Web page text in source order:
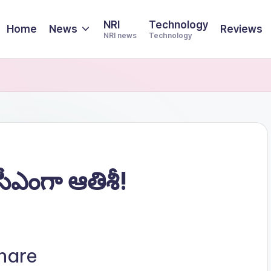
Home News NRI
NRI news
Technology
Technology
Reviews
సీఎంగా ఆతిశీ!